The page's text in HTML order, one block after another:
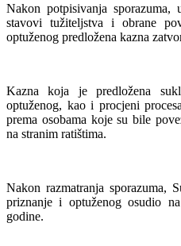
Nakon potpisivanja
stavovi tužiteljstva i obrane
optuženog predložena kazna
Kazna koja je predložena
optuženog, kao i procjeni
prema osobama koje su bile
na stranim ratištima.
Nakon razmatranja sporazuma,
priznanje i optuženog osudio
godine.